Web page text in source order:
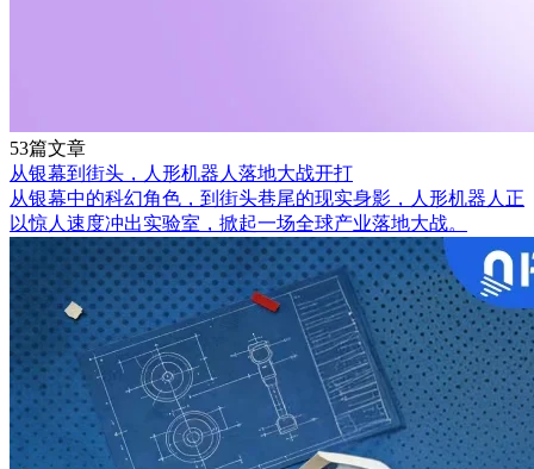
53篇文章
从银幕到街头，人形机器人落地大战开打
从银幕中的科幻角色，到街头巷尾的现实身影，人形机器人正
以惊人速度冲出实验室，掀起一场全球产业落地大战。